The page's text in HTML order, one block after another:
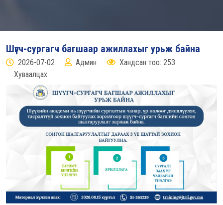
Шүүгч-сургагч багшаар ажиллахыг урьж байна
2026-07-02 Админ
Хандсан тоо: 253
Хуваалцах